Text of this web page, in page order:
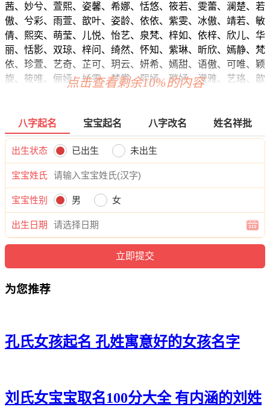
茜、妙兮、萱熙、姿馨、希娜、恬悠、筱若、雯蕾、澜楚、若
傲、兮彩、雨萱、歆叶、姿龄、依依、紫雯、冰傲、靖若、敏
倩、熙奕、萌莹、儿悦、怡艺、泉梵、梓如、依梓、欣儿、华
丽、恬影、双琼、梓问、绮然、怀知、紫琳、昕欣、嫣静、梵
依、珍萱、艺奇、芷可、玥云、妍希、嫣甜、语傲、可唯、颖
旋、筱唯、俪娅、娇雯、梦裳、熙嫣、璐妤、滢雅、艺珞、歆
碧、瑜卿、觅慕、娜筠、妙诗、洛甯、荣黛、寻缘、蓉慧、紫
妍、语滢、秋梵、卿笑、艺皎、云念、甯悦、静雅、芙珍、澜
彩、丽恬、希蓓、听澜、嫣甯、姗悦、知淇、龄儿、听云、艺
自、淇灵、妙茹、静颖、映婉、熙桐、含冉、熙倩、爱澜、婉
雨、媱虞、冰梓、婉菡、甯蓓。
点击查看剩余10%的内容
八字起名 宝宝起名 八字改名 姓名祥批
出生状态 已出生 未出生
宝宝姓氏
宝宝性别 男 女
出生日期
为您推荐
孔氏女孩起名 孔姓寓意好的女孩名字
刘氏女宝宝取名100分大全 有内涵的刘姓